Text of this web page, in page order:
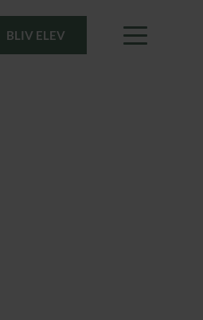
BLIV ELEV